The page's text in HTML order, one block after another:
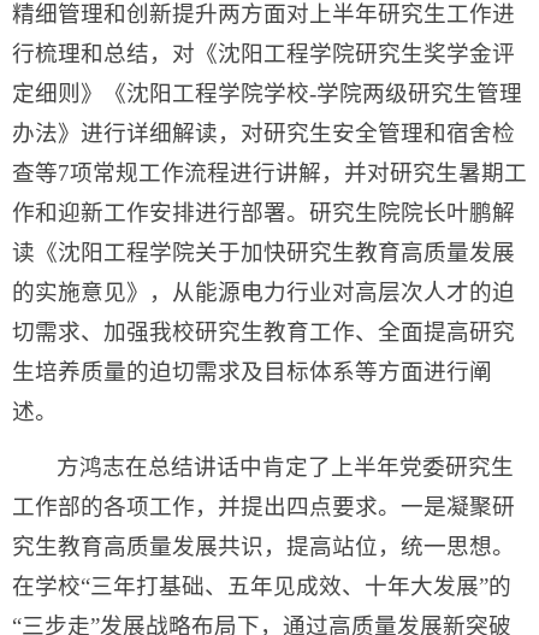
精细管理和创新提升两方面对上半年研究生工作进
行梳理和总结，对《沈阳工程学院研究生奖学金评
定细则》《沈阳工程学院学校-学院两级研究生管理
办法》进行详细解读，对研究生安全管理和宿舍检
查等7项常规工作流程进行讲解，并对研究生暑期工
作和迎新工作安排进行部署。研究生院院长叶鹏解
读《沈阳工程学院关于加快研究生教育高质量发展
的实施意见》，从能源电力行业对高层次人才的迫
切需求、加强我校研究生教育工作、全面提高研究
生培养质量的迫切需求及目标体系等方面进行阐
述。
方鸿志在总结讲话中肯定了上半年党委研究生
工作部的各项工作，并提出四点要求。一是凝聚研
究生教育高质量发展共识，提高站位，统一思想。
在学校“三年打基础、五年见成效、十年大发展”的
“三步走”发展战略布局下，通过高质量发展新突破